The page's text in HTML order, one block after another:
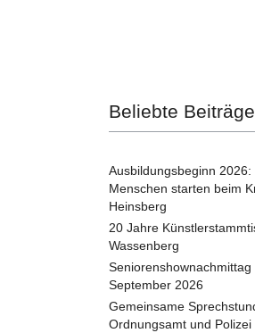
Beliebte Beiträge
Ausbildungsbeginn 2026:
Menschen starten beim
Heinsberg
20 Jahre
Wassenberg
Seniorenshownachmittag
September 2026
Gemeinsame
Ordnungsamt und Polizei